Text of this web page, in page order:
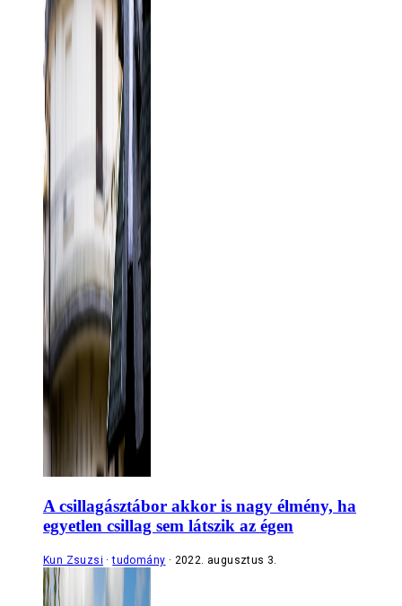
A csillagásztábor akkor is nagy élmény, ha
egyetlen csillag sem látszik az égen
Kun Zsuzsi tudomány 2022. augusztus 3.